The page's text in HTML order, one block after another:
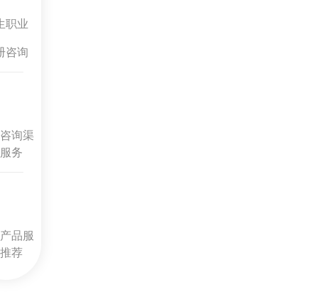
职业
咨询
询渠
务
品服
荐